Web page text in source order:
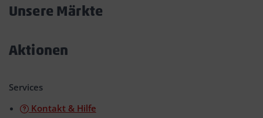
Unsere Märkte
Aktionen
Services
Kontakt & Hilfe